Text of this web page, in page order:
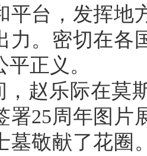
平台，发挥地
力。密切在各
正义。
，赵乐际在莫
署25周年图片
墓敬献了花圈